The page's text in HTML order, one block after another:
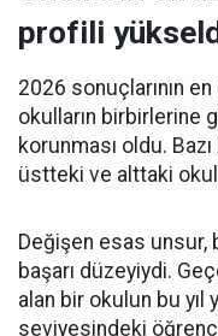
profili
2026 sonuçlarının
okulların birbirlerine
korunması oldu.
üstteki ve alttaki
Değişen esas unsur,
başarı düzeyiydi.
alan bir okulun bu yıl
seviyesindeki